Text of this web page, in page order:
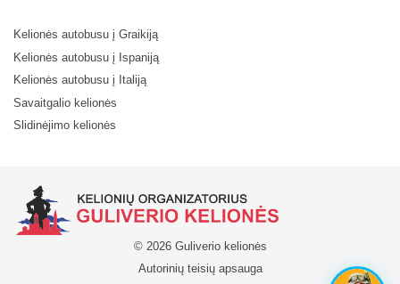
Kelionės autobusu į Graikiją
Kelionės autobusu į Ispaniją
Kelionės autobusu į Italiją
Savaitgalio kelionės
Slidinėjimo kelionės
© 2026 Guliverio kelionės
Autorinių teisių apsauga